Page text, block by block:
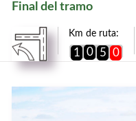
Final del tramo
Km de ruta:
1 0 5 0